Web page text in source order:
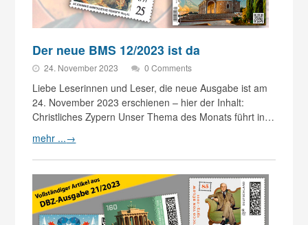
Der neue BMS 12/2023 ist da
24. November 2023 0 Comments
Liebe Leserinnen und Leser, die neue Ausgabe ist am
24. November 2023 erschienen – hier der Inhalt:
Christliches Zypern Unser Thema des Monats führt in…
mehr ...→